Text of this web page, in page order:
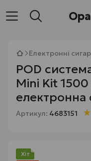
Електронні
POD
Mini Kit
електронна
Артикул: 4683151
Хіт